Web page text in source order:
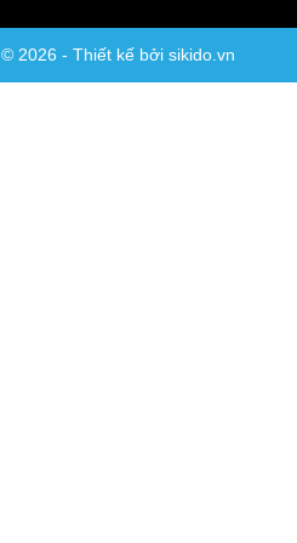
© 2026 - Thiết kế bởi sikido.vn